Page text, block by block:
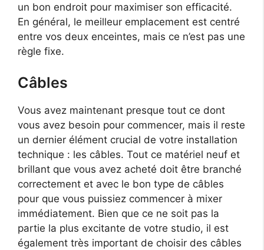
un bon endroit pour maximiser son efficacité.
En général, le meilleur emplacement est centré
entre vos deux enceintes, mais ce n’est pas une
règle fixe.
Câbles
Vous avez maintenant presque tout ce dont
vous avez besoin pour commencer, mais il reste
un dernier élément crucial de votre installation
technique : les câbles. Tout ce matériel neuf et
brillant que vous avez acheté doit être branché
correctement et avec le bon type de câbles
pour que vous puissiez commencer à mixer
immédiatement. Bien que ce ne soit pas la
partie la plus excitante de votre studio, il est
également très important de choisir des câbles